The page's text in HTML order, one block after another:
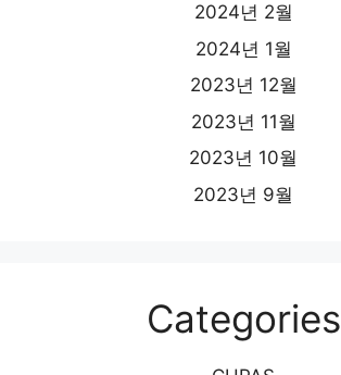
2024년 2월
2024년 1월
2023년 12월
2023년 11월
2023년 10월
2023년 9월
Categories